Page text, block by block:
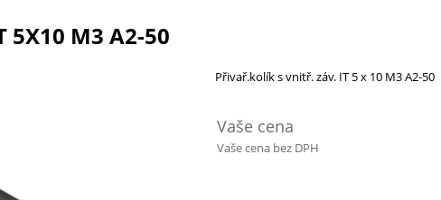
5X10 M3 A2-50
Přivař.kolík s vnitř. záv. IT 5 x 10 M3 A2-50
Vaše cena
Vaše cena bez DPH